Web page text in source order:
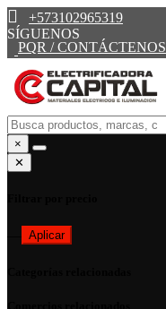
+573102965319
SÍGUENOS
PQR / CONTÁCTENOS
×
✕
Aplicar